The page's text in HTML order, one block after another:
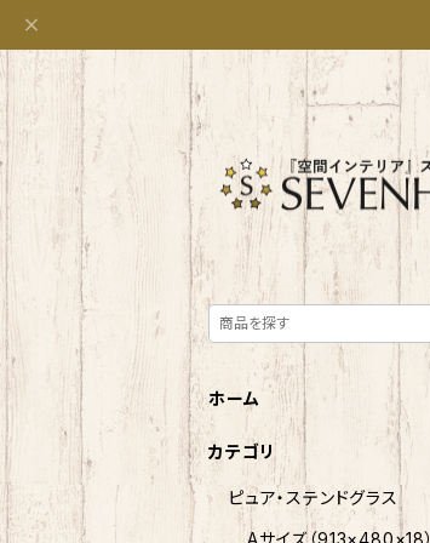
ホーム
カテゴリ
ピュア・ステンドグラス